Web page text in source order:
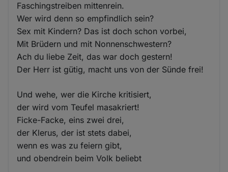
Faschingstreiben mittenrein.
Wer wird denn so empfindlich sein?
Sex mit Kindern? Das ist doch schon vorbei,
Mit Brüdern und mit Nonnenschwestern?
Ach du liebe Zeit, das war doch gestern!
Der Herr ist gütig, macht uns von der Sünde frei!
Und wehe, wer die Kirche kritisiert,
der wird vom Teufel masakriert!
Ficke-Facke, eins zwei drei,
der Klerus, der ist stets dabei,
wenn es was zu feiern gibt,
und obendrein beim Volk beliebt